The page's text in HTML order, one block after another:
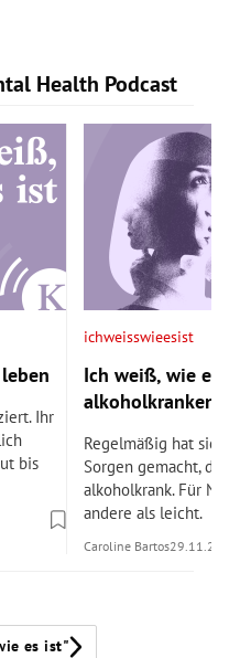
Health Podcast
Ihr
bis
ichweisswieesist
Ich weiß, wie es
alkoholkranken
Regelmäßig hat
Sorgen gemacht,
alkoholkrank. Für
andere als leicht.
Caroline Bartos
es ist"